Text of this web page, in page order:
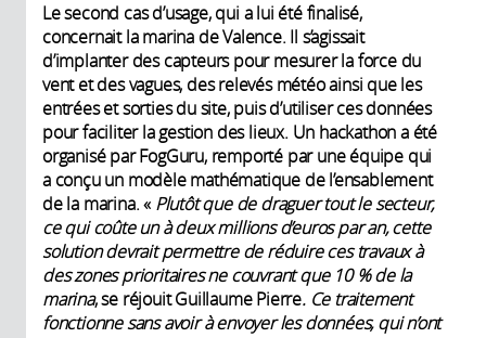
Le second cas d’usage, qui a lui été finalisé,
concernait la marina de Valence. Il s’agissait
d’implanter des capteurs pour mesurer la force du
vent et des vagues, des relevés météo ainsi que les
entrées et sorties du site, puis d’utiliser ces données
pour faciliter la gestion des lieux. Un hackathon a été
organisé par FogGuru, remporté par une équipe qui
a conçu un modèle mathématique de l’ensablement
de la marina. « Plutôt que de draguer tout le secteur,
ce qui coûte un à deux millions d’euros par an, cette
solution devrait permettre de réduire ces travaux à
des zones prioritaires ne couvrant que 10 % de la
marina, se réjouit Guillaume Pierre. Ce traitement
fonctionne sans avoir à envoyer les données, qui n’ont